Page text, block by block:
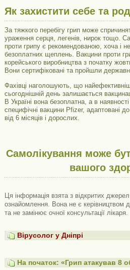
Як захистити себе та
За тяжкого перебігу грип може
ураження серця, легенів, нирок тощо.
проти грипу є рекомендованою, хоча і
безоплатних щеплень. Вакцини проти
корейського виробництва з початку
Вони сертифіковані та пройшли
Фахівці наголошують, що
сьогоднішній день залишається
В Україні вона безоплатна, а в
специфічні вакцини Pfizer, адаптовані
від 6 місяців і дорослих.
Самолікування може
вашого
Ця інформація взята з відкритих
ознайомлення. Вона не є керівництвом
та не замінює очної консультації лікаря.
Вірусолог у Дніпрі
На початок: «Грип атакував 8